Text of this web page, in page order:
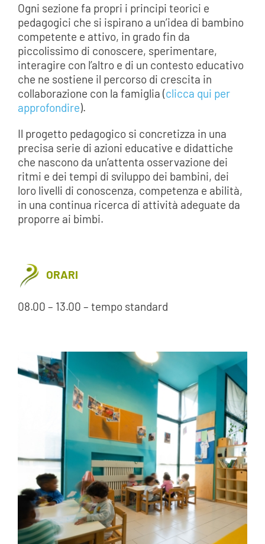
Ogni sezione fa propri i principi teorici e
pedagogici che si ispirano a un’idea di bambino
competente e attivo, in grado fin da
piccolissimo di conoscere, sperimentare,
interagire con l’altro e di un contesto educativo
che ne sostiene il percorso di crescita in
collaborazione con la famiglia (clicca qui per
approfondire).
Il progetto pedagogico si concretizza in una
precisa serie di azioni educative e didattiche
che nascono da un’attenta osservazione dei
ritmi e dei tempi di sviluppo dei bambini, dei
loro livelli di conoscenza, competenza e abilità,
in una continua ricerca di attività adeguate da
proporre ai bimbi.
ORARI
08.00 – 13.00 – tempo standard